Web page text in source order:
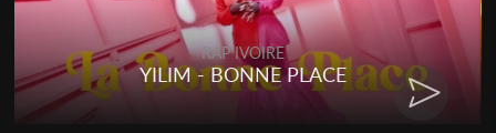
RAP IVOIRE
YILIM - BONNE PLACE